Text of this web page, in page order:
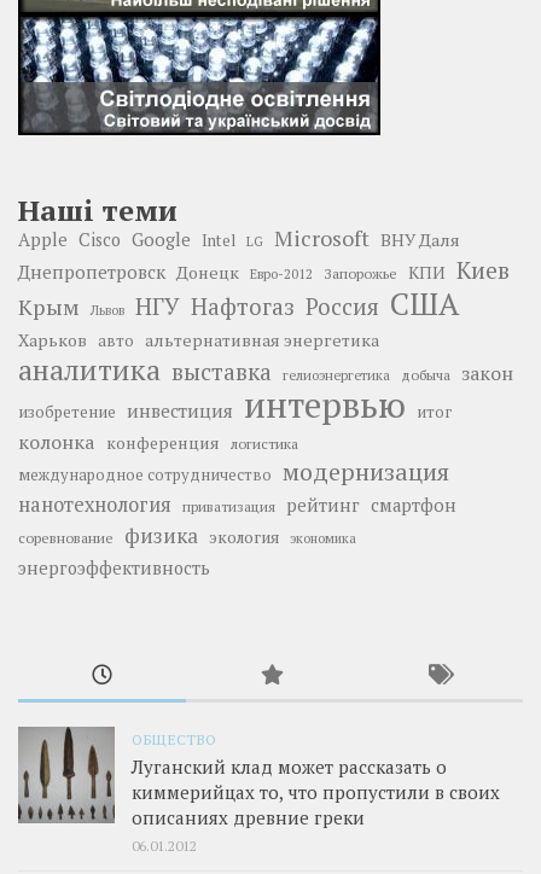
Наші теми
Apple Cisco Google Intel LG Microsoft ВНУ Даля
Днепропетровск Донецк Евро-2012 Запорожье КПИ Киев
Крым Львов НГУ Нафтогаз Россия США
Харьков авто альтернативная энергетика
аналитика выставка гелиоэнергетика добыча закон
изобретение инвестиция интервью итог
колонка конференция логистика
международное сотрудничество модернизация
нанотехнология приватизация рейтинг смартфон
соревнование физика экология экономика
энергоэффективность
ОБЩЕСТВО
Луганский клад может рассказать о
киммерийцах то, что пропустили в своих
описаниях древние греки
06.01.2012